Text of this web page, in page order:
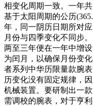
相变化周期一致。一年
基于太阳周期的公历
年，同一阴历日期所对
月份与四季变化不同步
两至三年便在一年中增
为闰月，以确保月份变
者系列中华历限量款腕
历变化没有固定规律，
机械装置。要研制出一
需调校的腕表，对于亨